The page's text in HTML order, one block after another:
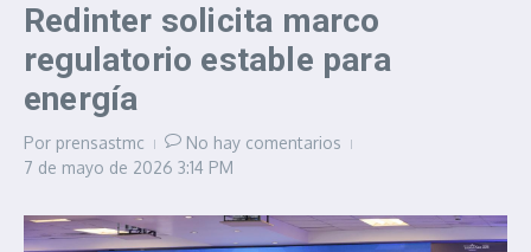
Redinter solicita marco
regulatorio estable para
energía
Por prensastmc
No hay comentarios
7 de mayo de 2026 3:14 PM